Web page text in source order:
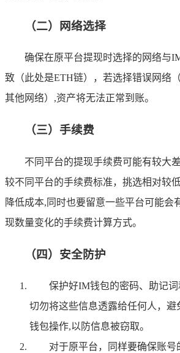
（二）网络选择
确保在原平台提现时选择的网络与
致（此处是ETH链），若选择错误网络
其他网络）,资产将无法正常到账。
（三）手续费
不同平台的提现手续费可能有较大
较不同平台的手续费标准，挑选相对较
降低成本,同时也要留意一些平台可能会
现数量变化的手续费计算方式。
（四）安全防护
保护好IM钱包的密码、助记词
切勿将这些信息透露给任何人，避
钱包操作,以防信息被窃取。
对于原平台，同样要确保账号